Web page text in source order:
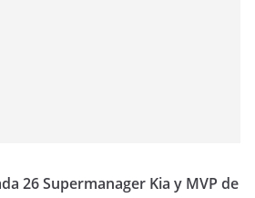
26 Supermanager Kia y MVP de